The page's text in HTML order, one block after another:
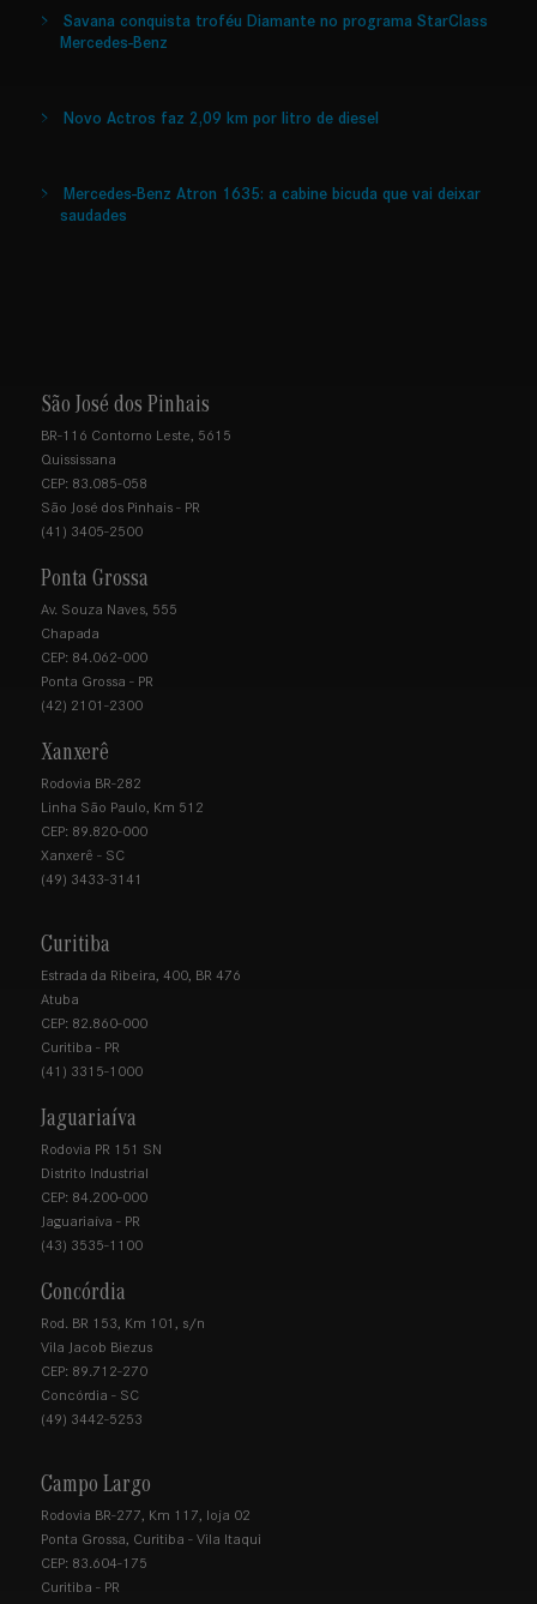
Savana conquista troféu Diamante no programa StarClass
Mercedes-Benz
Novo Actros faz 2,09 km por litro de diesel
Mercedes-Benz Atron 1635: a cabine bicuda que vai deixar
saudades
São José dos Pinhais
BR-116 Contorno Leste, 5615
Quississana
CEP: 83.085-058
São José dos Pinhais - PR
(41) 3405-2500
Ponta Grossa
Av. Souza Naves, 555
Chapada
CEP: 84.062-000
Ponta Grossa - PR
(42) 2101-2300
Xanxerê
Rodovia BR-282
Linha São Paulo, Km 512
CEP: 89.820-000
Xanxerê - SC
(49) 3433-3141
Curitiba
Estrada da Ribeira, 400, BR 476
Atuba
CEP: 82.860-000
Curitiba - PR
(41) 3315-1000
Jaguariaíva
Rodovia PR 151 SN
Distrito Industrial
CEP: 84.200-000
Jaguariaíva - PR
(43) 3535-1100
Concórdia
Rod. BR 153, Km 101, s/n
Vila Jacob Biezus
CEP: 89.712-270
Concórdia - SC
(49) 3442-5253
Campo Largo
Rodovia BR-277, Km 117, loja 02
Ponta Grossa, Curitiba - Vila Itaqui
CEP: 83.604-175
Curitiba - PR